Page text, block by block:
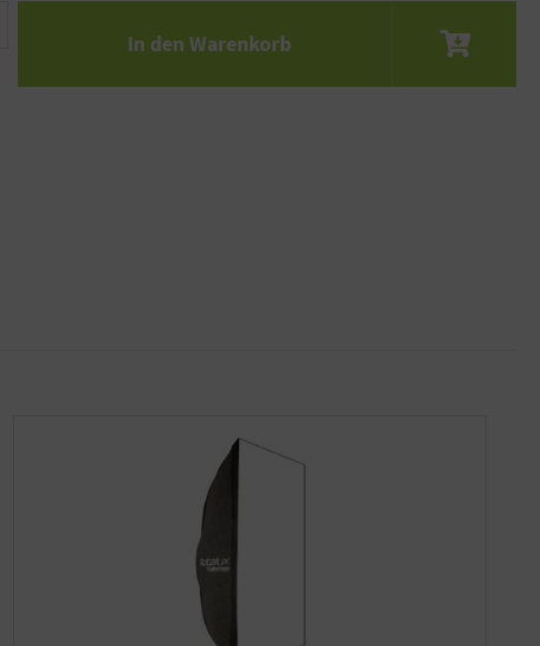
den gewünschten Wert ein oder benutze
In den Warenkorb